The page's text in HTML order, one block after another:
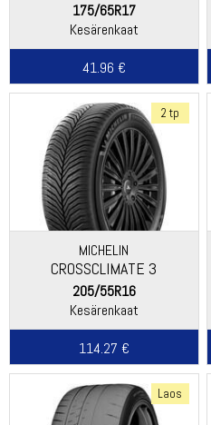
175/65R17
Kesärenkaat
41.96 €
2 tp
MICHELIN
CROSSCLIMATE 3
205/55R16
Kesärenkaat
114.27 €
Laos